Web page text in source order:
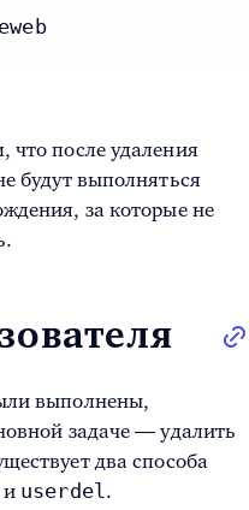
после удаления
будут выполняться
за которые не
выполнены,
задаче — удалить
два способа
userdel.